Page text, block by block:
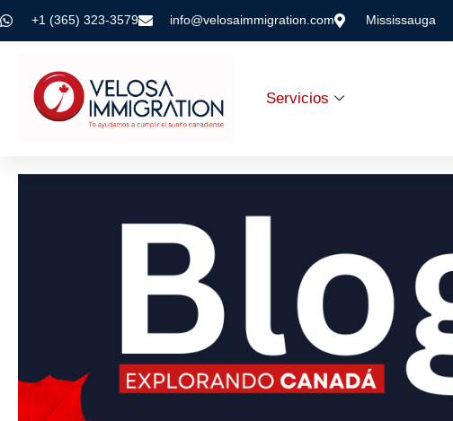
+1 (365) 323-3579 info@velosaimmigration.com Mississauga
Servicios